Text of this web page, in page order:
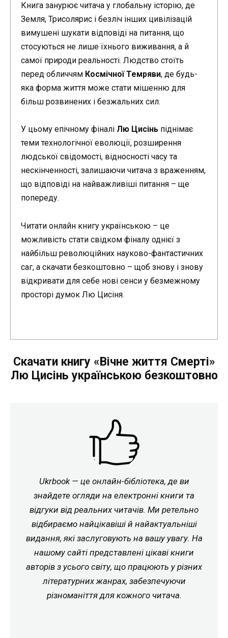
Книга занурює читача у глобальну історію, де
Земля, Трисолярис і безліч інших цивілізацій
вимушені шукати відповіді на питання, що
стосуються не лише їхнього виживання, а й
самої природи реальності. Людство стоїть
перед обличчям Космічної Темряви, де будь-
яка форма життя може стати мішенню для
більш розвинених і безжальних сил.
У цьому епічному фіналі Лю Цисінь піднімає
теми технологічної еволюції, розширення
людської свідомості, відносності часу та
нескінченності, залишаючи читача з враженням,
що відповіді на найважливіші питання – ще
попереду.
Читати онлайн книгу українською – це
можливість стати свідком фіналу однієї з
найбільш революційних науково-фантастичних
саг, а скачати безкоштовно – щоб знову і знову
відкривати для себе нові сенси у безмежному
просторі думок Лю Цисіня.
Скачати книгу «Вічне життя Смерті»
Лю Цисінь українською безкоштовно
Ukrbook — це онлайн-бібліотека, де ви
знайдете огляди на електронні книги та
відгуки від реальних читачів. Ми ретельно
відбираємо найцікавіші й найактуальніші
видання, які заслуговують на вашу увагу. На
нашому сайті представлені цікаві книги
авторів з усього світу, що працюють у різних
літературних жанрах, забезпечуючи
різноманіття для кожного читача.